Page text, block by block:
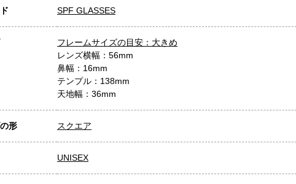
SPF GLASSES
フレームサイズの目安：大きめ
レンズ横幅：56mm
鼻幅：16mm
テンプル：138mm
天地幅：36mm
形 スクエア
UNISEX